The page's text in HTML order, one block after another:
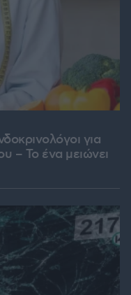
για
– Το ένα μειώνει